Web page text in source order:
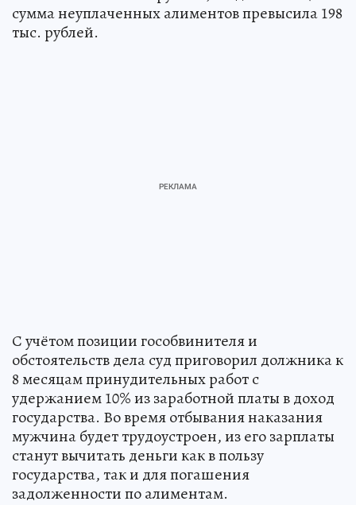
сумма неуплаченных алиментов превысила 198
тыс. рублей.
С учётом позиции гособвинителя и
обстоятельств дела суд приговорил должника к
8 месяцам принудительных работ с
удержанием 10% из заработной платы в доход
государства. Во время отбывания наказания
мужчина будет трудоустроен, из его зарплаты
станут вычитать деньги как в пользу
государства, так и для погашения
задолженности по алиментам.